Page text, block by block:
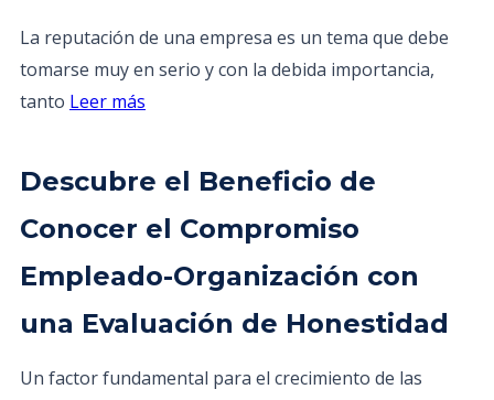
La reputación de una empresa es un tema que debe
tomarse muy en serio y con la debida importancia,
tanto Leer más
Descubre el Beneficio de
Conocer el Compromiso
Empleado-Organización con
una Evaluación de Honestidad
Un factor fundamental para el crecimiento de las